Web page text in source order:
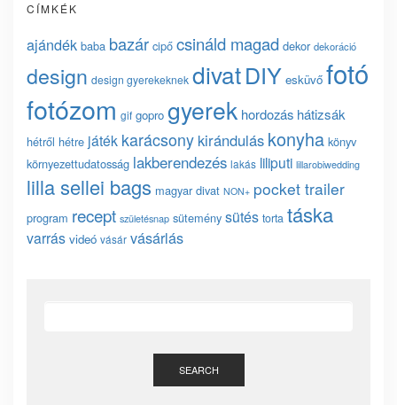
CÍMKÉK
ajándék baba bazár cipő csináld magad dekor dekoráció
design design gyerekeknek divatDIY esküvő fotó
fotózom gif gopro gyerek hordozás hátizsák
hétről hétre játék karácsony kirándulás konyha könyv
környezettudatosság lakberendezés lakás liliputi lillarobiwedding
lilla sellei bags magyar divat NON+ pocket trailer
program recept születésnap sütemény sütés torta táska
varrás videó vásár vásárlás
SEARCH